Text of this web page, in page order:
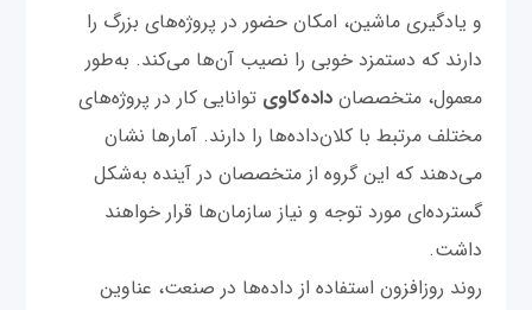
و یادگیری ماشین، امکان حضور در پروژه‌های بزرگ را
دارند که دستمزد خوبی را نصیب آن‌ها می‌کند. به‌طور
معمول، متخصصانداده‌کاویتوانایی کار در پروژه‌های
مختلف مرتبط با کلان‌داده‌ها را دارند. آمارها نشان
می‌دهند که این گروه از متخصصان در آینده به‌شکل
گسترده‌ای مورد توجه و نیاز سازمان‌ها قرار خواهند
داشت.
روند روزافزون استفاده از داده‌ها در صنعت، عناوین